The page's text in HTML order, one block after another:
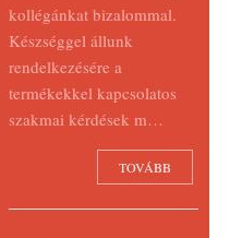
kollégánkat bizalommal.
Készséggel állunk
rendelkezésére a
termékekkel kapcsolatos
szakmai kérdések m…
TOVÁBB